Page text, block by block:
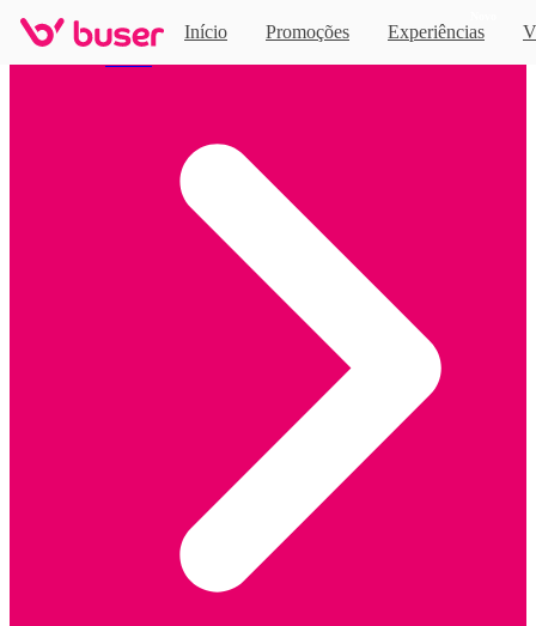
Início Promoções Experiências